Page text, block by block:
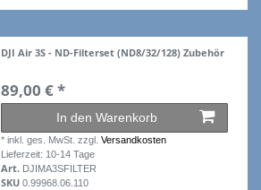
DJI Air 3S - ND-Filterset (ND8/32/128) Zubehör
89,00 € *
In den Warenkorb
*inkl. ges. MwSt. zzgl.Versandkosten
Lieferzeit: 10-14 Tage
Art. DJIMA3SFILTER
SKU0.99968.06.110